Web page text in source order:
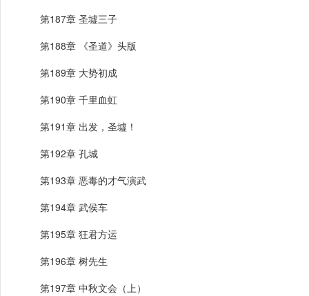
第187章 圣墟三子
第188章 《圣道》头版
第189章 大势初成
第190章 千里血虹
第191章 出发，圣墟！
第192章 孔城
第193章 恶毒的才气演武
第194章 武侯车
第195章 狂君方运
第196章 树先生
第197章 中秋文会（上）